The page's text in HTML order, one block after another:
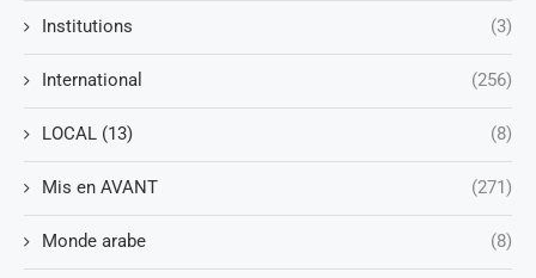
Institutions (3)
International (256)
LOCAL (13) (8)
Mis en AVANT (271)
Monde arabe (8)